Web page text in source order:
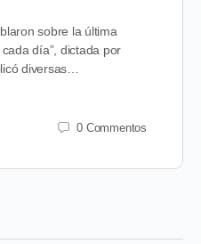
sobre la última
día”, dictada por
diversas…
0 Commentos